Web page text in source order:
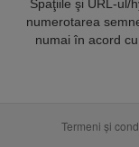
Spaţiile şi URL-ul/
numerotarea
numai în acord
Termeni și